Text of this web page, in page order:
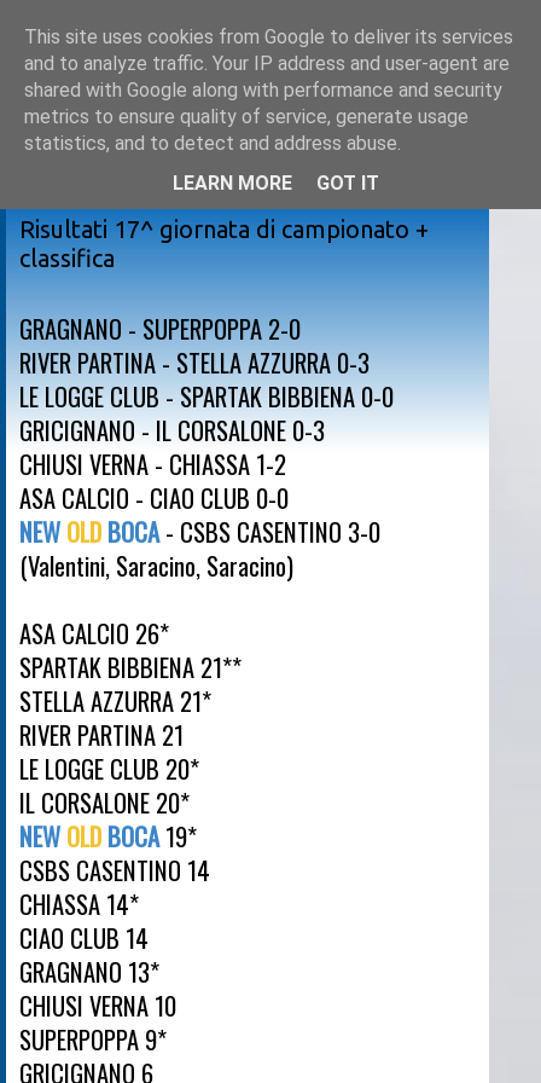
sabato 10 febbraio 2018
Risultati 17^ giornata di campionato +
classifica
GRAGNANO - SUPERPOPPA 2-0
RIVER PARTINA - STELLA AZZURRA 0-3
LE LOGGE CLUB - SPARTAK BIBBIENA 0-0
GRICIGNANO - IL CORSALONE 0-3
CHIUSI VERNA - CHIASSA 1-2
ASA CALCIO - CIAO CLUB 0-0
NEW OLD BOCA- CSBS CASENTINO 3-0
(Valentini, Saracino, Saracino)
ASA CALCIO 26*
SPARTAK BIBBIENA 21**
STELLA AZZURRA 21*
RIVER PARTINA 21
LE LOGGE CLUB 20*
IL CORSALONE 20*
NEW OLD BOCA19*
CSBS CASENTINO 14
CHIASSA 14*
CIAO CLUB 14
GRAGNANO 13*
CHIUSI VERNA 10
SUPERPOPPA 9*
GRICIGNANO 6
This site uses cookies from Google to deliver its services
and to analyze traffic. Your IP address and user-agent are
shared with Google along with performance and security
metrics to ensure quality of service, generate usage
statistics, and to detect and address abuse.
LEARN MORE
GOT IT